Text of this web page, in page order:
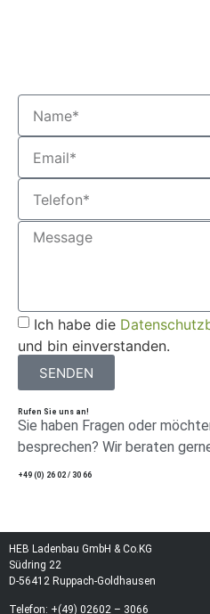
Ich habe die
und bin einverstanden.
SENDEN
Rufen Sie uns an!
Sie haben Fragen oder
besprechen? Wir beraten
+49 (0) 26 02 / 30 66
HEB Ladenbau GmbH & Co.KG
Südring 22
D-56412 Ruppach-Goldhausen
Telefon: +(49) 02602 – 3066